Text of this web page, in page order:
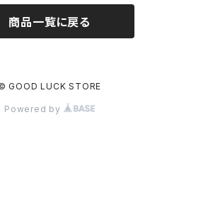
商品一覧に戻る
GOOD LUCK STORE
Powered by